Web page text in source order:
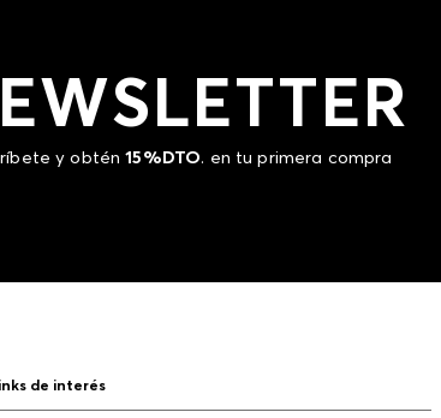
y obtén15%DTO. en tu primera compra
de interés